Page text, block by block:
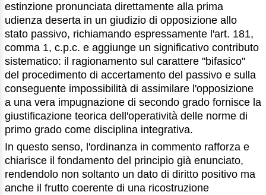
estinzione pronunciata direttamente alla prima
udienza deserta in un giudizio di opposizione allo
stato passivo, richiamando espressamente l'art. 181,
comma 1, c.p.c. e aggiunge un significativo contributo
sistematico: il ragionamento sul carattere "bifasico"
del procedimento di accertamento del passivo e sulla
conseguente impossibilità di assimilare l'opposizione
a una vera impugnazione di secondo grado fornisce la
giustificazione teorica dell'operatività delle norme di
primo grado come disciplina integrativa.
In questo senso, l'ordinanza in commento rafforza e
chiarisce il fondamento del principio già enunciato,
rendendolo non soltanto un dato di diritto positivo ma
anche il frutto coerente di una ricostruzione